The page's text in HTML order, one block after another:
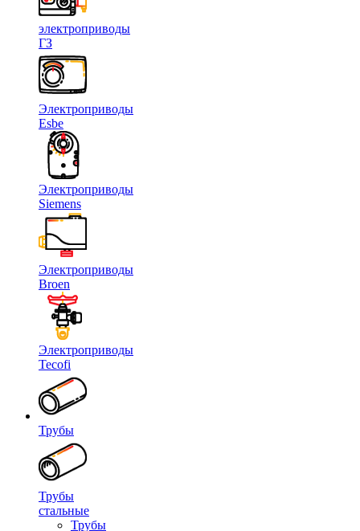
электроприводы
ГЗ
Электроприводы
Esbe
Электроприводы
Siemens
Электроприводы
Broen
Электроприводы
Tecofi
Трубы
Трубы
стальные
Трубы